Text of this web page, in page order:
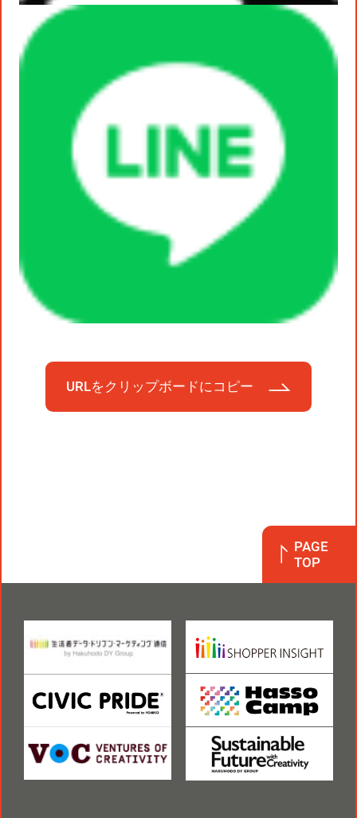
URLをクリップボードにコピー
PAGE
TOP